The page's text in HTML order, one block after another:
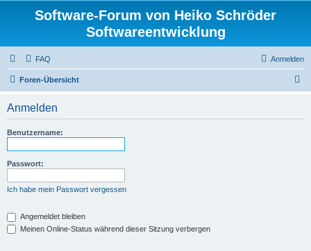
Software-Forum von Heiko Schröder
Softwareentwicklung
FAQ Anmelden
Foren-Übersicht
Anmelden
Benutzername:
Passwort:
Ich habe mein Passwort vergessen
Angemeldet bleiben
Meinen Online-Status während dieser Sitzung verbergen